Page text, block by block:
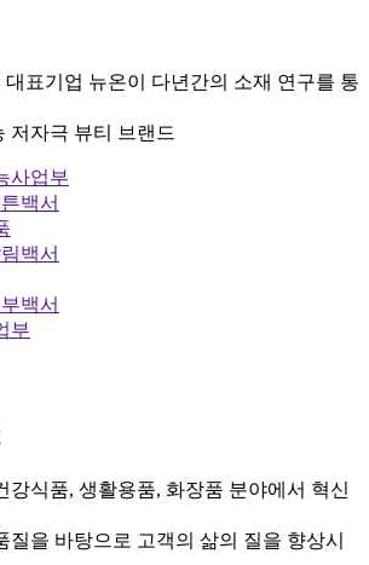
대표기업 뉴온이 다년간의 소재 연구를 통
저자극 뷰티 브랜드
사업부
백서
백서
백서
부
강식품, 생활용품, 화장품 분야에서 혁신
질을 바탕으로 고객의 삶의 질을 향상시